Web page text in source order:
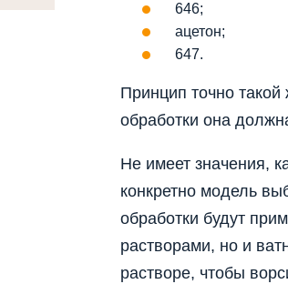
646;
ацетон;
647.
Принцип точно
обработки она
Не имеет значения,
конкретно модель
обработки будут
растворами, но и
растворе, чтобы